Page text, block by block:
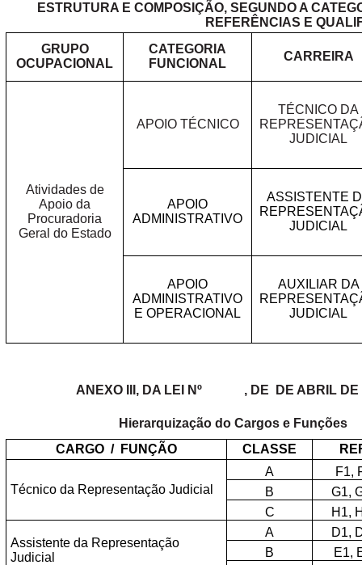
ESTRUTURA E COMPOSIÇÃO, SEGUNDO A
REFERÊNCIAS E
GRUPO
OCUPACIONAL
CATEGORIA
FUNCIONAL
CARREIRA
Atividades de
Apoio da
Procuradoria
Geral do Estado
APOIO TÉCNICO
TÉCNICO DA
JUDICIAL
APOIO
ADMINISTRATIVO
ASSISTENTE
JUDICIAL
APOIO
ADMINISTRATIVO
E OPERACIONAL
AUXILIAR DA
JUDICIAL
ANEXO III, DA LEI Nº ,DE DE ABRIL DE
Hierarquização do Cargos e Funções
CARGO / FUNÇÃO CLASSE
Técnico da Representação Judicial
A
F1,
B
G1,
C
H1,
Assistente da Representação
Judicial
A
D1,
B
E1,